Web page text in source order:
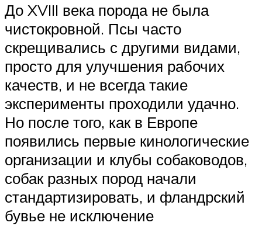
До XVIII века порода не была
чистокровной. Псы часто
скрещивались с другими видами,
просто для улучшения рабочих
качеств, и не всегда такие
эксперименты проходили удачно.
Но после того, как в Европе
появились первые кинологические
организации и клубы собаководов,
собак разных пород начали
стандартизировать, и фландрский
бувье не исключение